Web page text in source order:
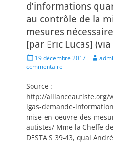
d’informations
au contrôle de la
mesures
[par Eric Lucas]
Posted
on
19 décembre 2017 Author
commentaire
Source :
http://allianceautiste.org/
igas-demande-
mise-en-oeuvre-des-
autistes/ Mme la Cheffe
DESTAIS 39-43, quai